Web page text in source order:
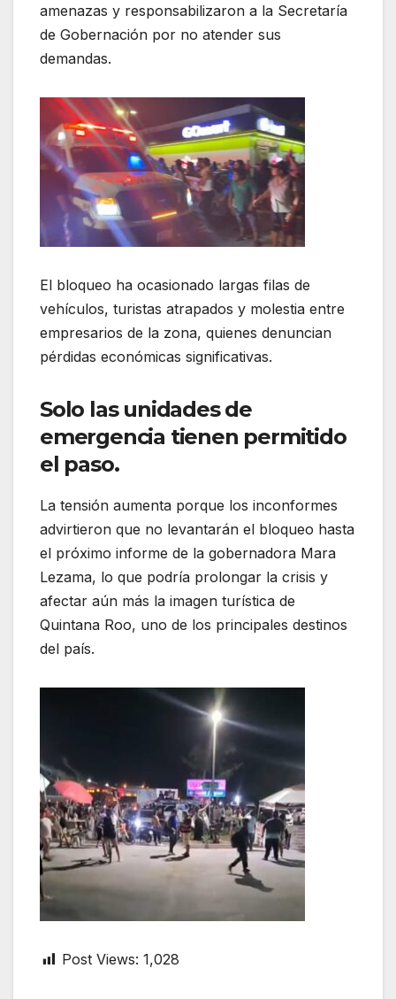
amenazas y responsabilizaron a la Secretaría
de Gobernación por no atender sus
demandas.
El bloqueo ha ocasionado largas filas de
vehículos, turistas atrapados y molestia entre
empresarios de la zona, quienes denuncian
pérdidas económicas significativas.
Solo las unidades de
emergencia tienen permitido
el paso.
La tensión aumenta porque los inconformes
advirtieron que no levantarán el bloqueo hasta
el próximo informe de la gobernadora Mara
Lezama, lo que podría prolongar la crisis y
afectar aún más la imagen turística de
Quintana Roo, uno de los principales destinos
del país.
Post Views: 1,028